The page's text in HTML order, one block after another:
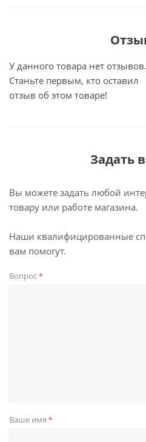
У данного товара нет отзывов.
Станьте первым, кто оставил
отзыв об этом товаре!
Задать
Вы можете задать любой
товару или работе магазина.
Наши квалифицированные
вам помогут.
Вопрос*
Ваше имя *